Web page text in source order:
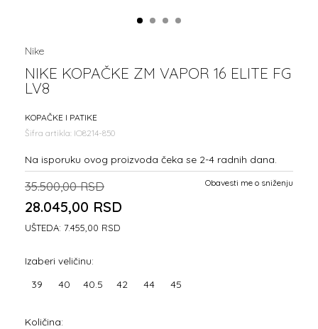
1 2 3 4
Nike
NIKE KOPAČKE ZM VAPOR 16 ELITE FG
LV8
KOPAČKE I PATIKE
Šifra artikla: IO8214-850
Na isporuku ovog proizvoda čeka se 2-4 radnih dana.
35.500,00 RSD
28.045,00 RSD
UŠTEDA: 7.455,00 RSD
Obavesti me o sniženju
Izaberi veličinu:
39 40 40.5 42 44 45
Količina: